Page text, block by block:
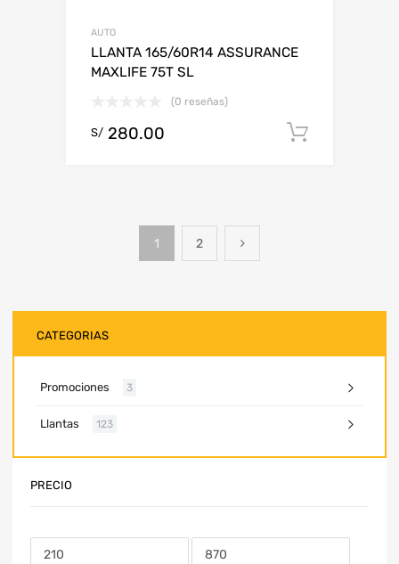
AUTO
LLANTA 165/60R14 ASSURANCE
MAXLIFE 75T SL
(0 reseñas)
S/ 280.00
1 2
CATEGORIAS
Promociones 3
Llantas 123
PRECIO